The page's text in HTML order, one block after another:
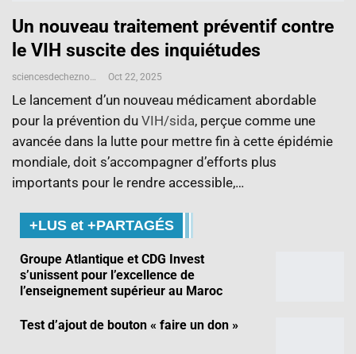
Un nouveau traitement préventif contre
le VIH suscite des inquiétudes
sciencesdecheznous@gmail.com Oct 22, 2025
Le lancement d’un nouveau médicament abordable
pour la prévention du VIH/sida, perçue comme une
avancée dans la lutte pour mettre fin à cette épidémie
mondiale, doit s’accompagner d’efforts plus
importants pour le rendre accessible,…
+LUS et +PARTAGÉS
Groupe Atlantique et CDG Invest
s’unissent pour l’excellence de
l’enseignement supérieur au Maroc
Test d’ajout de bouton « faire un don »